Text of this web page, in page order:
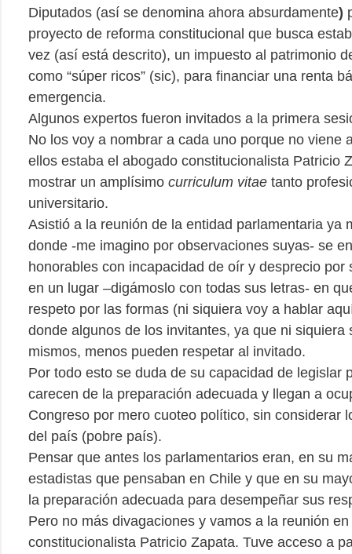
Diputados (así se denomina ahora absurdamente)
proyecto de reforma constitucional que busca
vez (así está descrito), un impuesto al patrimonio
como “súper ricos” (sic), para financiar una renta
emergencia.
Algunos expertos fueron invitados a la primera
No los voy a nombrar a cada uno porque no viene
ellos estaba el abogado constitucionalista Patricio
mostrar un amplísimo curriculum vitae tanto
universitario.
Asistió a la reunión de la entidad parlamentaria ya
donde -me imagino por observaciones suyas- se
honorables con incapacidad de oír y desprecio por
en un lugar –digámoslo con todas sus letras- en
respeto por las formas (ni siquiera voy a hablar
donde algunos de los invitantes, ya que ni siquiera
mismos, menos pueden respetar al invitado.
Por todo esto se duda de su capacidad de legislar
carecen de la preparación adecuada y llegan a
Congreso por mero cuoteo político, sin considerar
del país (pobre país).
Pensar que antes los parlamentarios eran, en su
estadistas que pensaban en Chile y que en su
la preparación adecuada para desempeñar sus
Pero no más divagaciones y vamos a la reunión
constitucionalista Patricio Zapata. Tuve acceso a